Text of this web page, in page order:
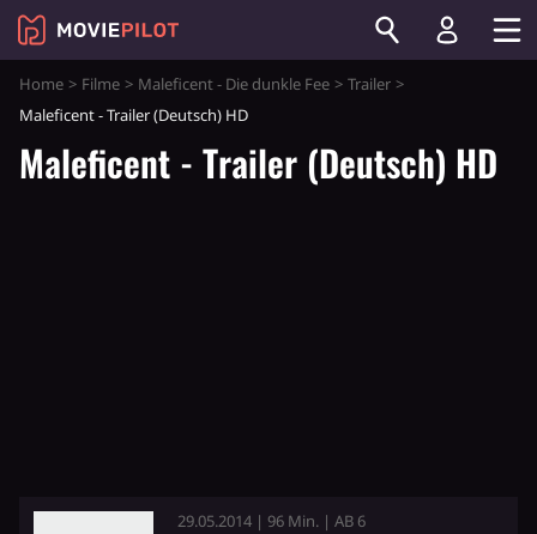
Home Filme Maleficent - Die dunkle Fee
Trailer
Maleficent - Trailer (Deutsch) HD
Maleficent - Trailer (Deutsch) HD
29.05.2014 | 96 Min. | AB 6